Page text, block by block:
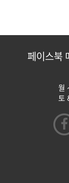
페이스북
월
토